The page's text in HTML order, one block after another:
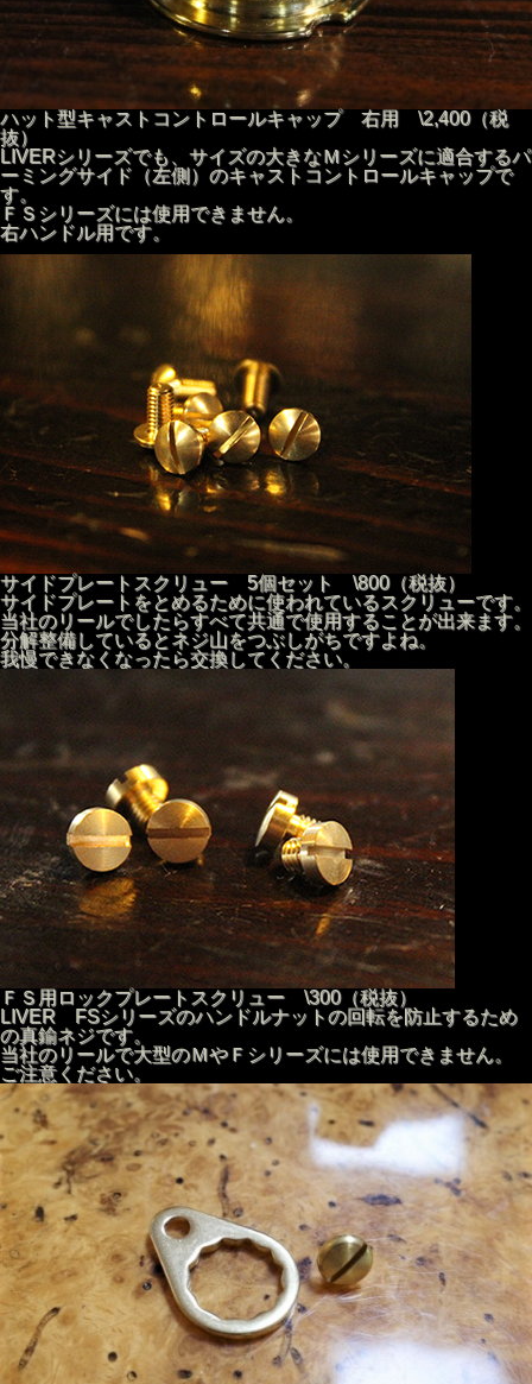
ハット型キャストコントロールキャップ 右用 \2,400（税
抜）
LIVERシリーズでも、サイズの大きなＭシリーズに適合するパ
ーミングサイド（左側）のキャストコントロールキャップで
す。
ＦＳシリーズには使用できません。
右ハンドル用です。
サイドプレートスクリュー 5個セット \800（税抜）
サイドプレートをとめるために使われているスクリューです。
当社のリールでしたらすべて共通で使用することが出来ます。
分解整備しているとネジ山をつぶしがちですよね。
我慢できなくなったら交換してください。
ＦＳ用ロックプレートスクリュー \300（税抜）
LIVER FSシリーズのハンドルナットの回転を防止するため
の真鍮ネジです。
当社のリールで大型のＭやＦシリーズには使用できません。
ご注意ください。